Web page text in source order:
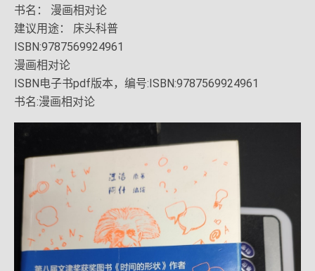
书名： 漫画相对论
建议用途： 床头科普
ISBN:9787569924961
漫画相对论
ISBN电子书pdf版本，编号:ISBN:9787569924961
书名:漫画相对论